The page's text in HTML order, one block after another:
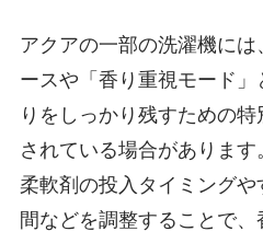
アクアの一部の洗濯機に
ースや「香り重視モード
りをしっかり残すための
されている場合があります
柔軟剤の投入タイミング
間などを調整することで